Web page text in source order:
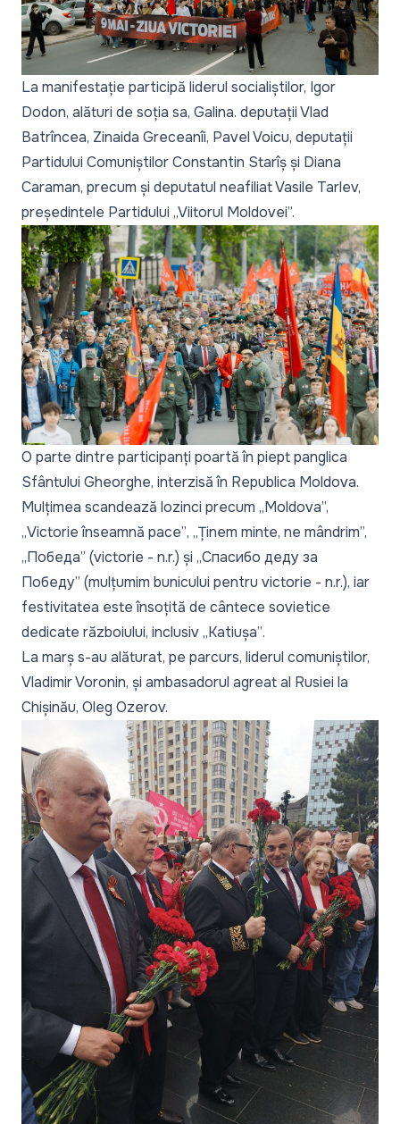
La manifestație participă liderul socialiștilor, Igor
Dodon, alături de soția sa, Galina. deputații Vlad
Batrîncea, Zinaida Greceanîi, Pavel Voicu, deputații
Partidului Comuniștilor Constantin Starîș și Diana
Caraman, precum și deputatul neafiliat Vasile Tarlev,
președintele Partidului „Viitorul Moldovei”.
O parte dintre participanți poartă în piept panglica
Sfântului Gheorghe, interzisă în Republica Moldova.
Mulțimea scandează lozinci precum „Moldova”,
„Victorie înseamnă pace”, „Ținem minte, ne mândrim”,
„Победа” (victorie - n.r.) și „Спасибо деду за
Победу” (mulțumim bunicului pentru victorie - n.r.), iar
festivitatea este însoțită de cântece sovietice
dedicate războiului, inclusiv„Katiușa”.
La marș s-au alăturat, pe parcurs, liderul comuniștilor,
Vladimir Voronin, și ambasadorul agreat al Rusiei la
Chișinău, Oleg Ozerov.